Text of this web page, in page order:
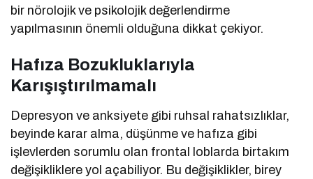
bir nörolojik ve psikolojik değerlendirme
yapılmasının önemli olduğuna dikkat çekiyor.
Hafıza Bozukluklarıyla
Karışıştırılmamalı
Depresyon ve anksiyete gibi ruhsal rahatsızlıklar,
beyinde karar alma, düşünme ve hafıza gibi
işlevlerden sorumlu olan frontal loblarda birtakım
değişikliklere yol açabiliyor. Bu değişiklikler, birey